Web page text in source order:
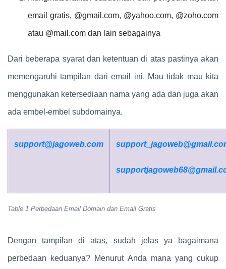
email gratis, @gmail.com, @yahoo.com, @zoho.com
atau @mail.com dan lain sebagainya
Dari beberapa syarat dan ketentuan di atas pastinya akan
memengaruhi tampilan dari email ini. Mau tidak mau kita
menggunakan ketersediaan nama yang ada dan juga akan
ada embel-embel subdomainya.
Table 1 Perbedaan Email Domain dan Email Gratis
support@jagoweb.com
Dengan tampilan di atas, sudah jelas ya bagaimana
perbedaan keduanya? Menurut Anda mana yang cukup